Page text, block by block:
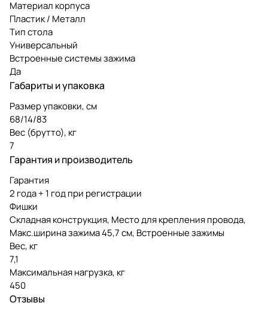
Материал корпуса
Пластик / Металл
Тип стола
Универсальный
Встроенные системы зажима
Да
Габариты и упаковка
Размер упаковки, см
68/14/83
Вес (брутто), кг
7
Гарантия и производитель
Гарантия
2 года + 1 год при регистрации
Фишки
Складная конструкция, Место для крепления провода,
Макс.ширина зажима 45,7 см, Встроенные зажимы
Вес, кг
7,1
Максимальная нагрузка, кг
450
Отзывы